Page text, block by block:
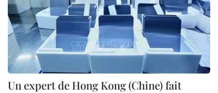
Un expert de Hong Kong (Chine) fait